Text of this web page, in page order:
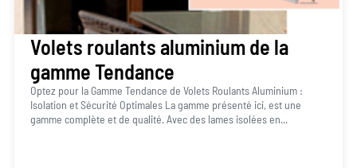
Volets roulants aluminium de la
gamme Tendance
Optez pour la Gamme Tendance de Volets Roulants Aluminium :
Isolation et Sécurité Optimales La gamme présenté ici, est une
gamme complète et de qualité. Avec des lames isolées en...